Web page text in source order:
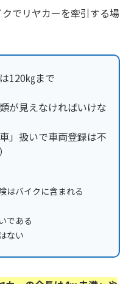
でリヤカーを牽引する場
120㎏まで
が見えなければいけな
」扱いで車両登録は不
はバイクに含まれる
である
ない